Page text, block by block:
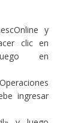
y
clic en
en
ingresar